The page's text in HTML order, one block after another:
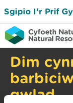
Sgipio I’r Prif
Dim
gwlad